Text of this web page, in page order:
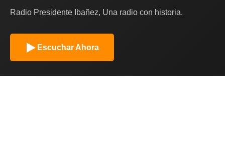
Radio Presidente Ibañez, Una radio con historia.
Escuchar Ahora